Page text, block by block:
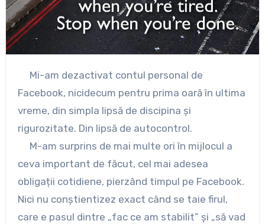
Mi-am dezactivat contul personal de
Facebook, nicidecum pentru prima oară în ultima
vreme, din simpla lipsă de discipina și
rigurozitate. Din lipsă de autocontrol.
M-am surprins de mai multe ori în mijlocul a
ceva important de făcut, cel mai adesea
obligații cotidiene, pierzând timpul pe Facebook.
Nici nu conștientizez exact când se taie firul,
care e pasul dintre „fac ce am stabilit” și „să vad